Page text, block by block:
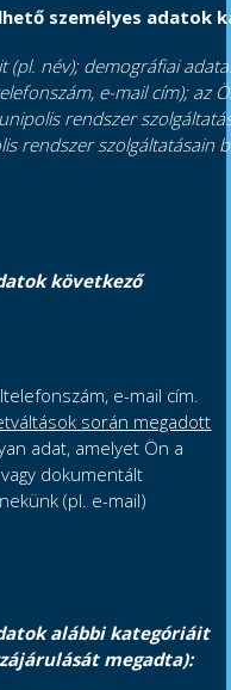
személyes adatok
(pl. név); demográfiai
e-mail cím); az
rendszer
rendszer szolgáltatásain
következő
e-mail cím.
során megadott
adat, amelyet Ön a
dokumentált
(pl. e-mail)
alábbi kategóriáit
megadta):